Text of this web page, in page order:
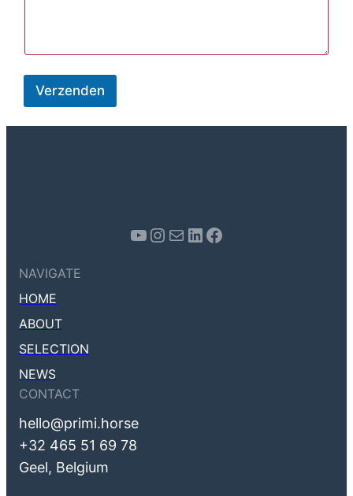
Verzenden
Youtube Instagram Mail LinkedIn Facebook
NAVIGATE
HOME
ABOUT
SELECTION
NEWS
CONTACT
hello@primi.horse
+32 465 51 69 78
Geel, Belgium